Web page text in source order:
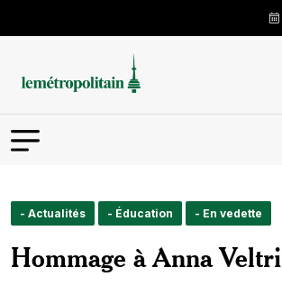
- Actualités - Éducation - En vedette
Hommage à Anna Veltri